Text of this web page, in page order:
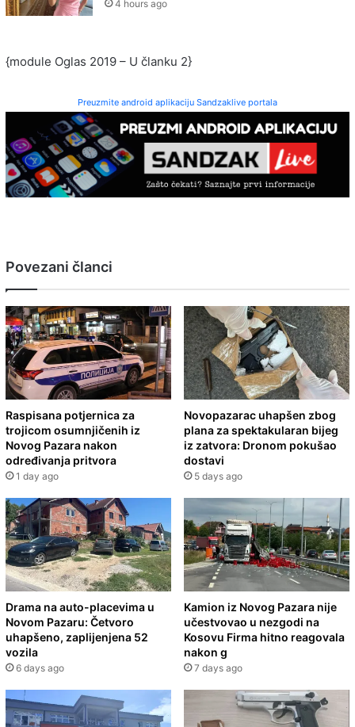
4 hours ago
{module Oglas 2019 – U članku 2}
Preuzmite android aplikaciju Sandzaklive portala
Povezani članci
Raspisana potjernica za
trojicom osumnjičenih iz
Novog Pazara nakon
određivanja pritvora
1 day ago
Novopazarac uhapšen zbog
plana za spektakularan bijeg
iz zatvora: Dronom pokušao
dostavi
5 days ago
Drama na auto-placevima u
Novom Pazaru: Četvoro
uhapšeno, zaplijenjena 52
vozila
6 days ago
Kamion iz Novog Pazara nije
učestvovao u nezgodi na
Kosovu Firma hitno reagovala
nakon g
7 days ago